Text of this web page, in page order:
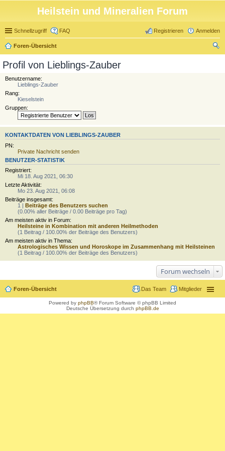
Heilstein und Mineralien Forum
Schnellzugriff FAQ Anmelden
Registrieren
Foren-Übersicht
Profil von Lieblings-Zauber
Benutzername:
Lieblings-Zauber
Rang:
Kieselstein
Gruppen:
KONTAKTDATEN VON LIEBLINGS-ZAUBER
PN:
Private Nachricht senden
BENUTZER-STATISTIK
Registriert:
Mi 18. Aug 2021, 06:30
Letzte Aktivität:
Mo 23. Aug 2021, 06:08
Beiträge insgesamt:
1 | Beiträge des Benutzers suchen
(0.00% aller Beiträge / 0.00 Beiträge pro Tag)
Am meisten aktiv in Forum:
Heilsteine in Kombination mit anderen Heilmethoden
(1 Beitrag / 100.00% der Beiträge des Benutzers)
Am meisten aktiv in Thema:
Astrologisches Wissen und Horoskope im Zusammenhang mit Heilsteinen
(1 Beitrag / 100.00% der Beiträge des Benutzers)
Forum wechseln
Foren-Übersicht Mitglieder
Das Team
Powered by phpBB® Forum Software © phpBB Limited
Deutsche Übersetzung durch phpBB.de